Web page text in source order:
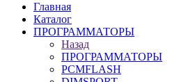
Главная
Каталог
ПРОГРАММАТОРЫ
Назад
ПРОГРАММАТОРЫ
PCMFLASH